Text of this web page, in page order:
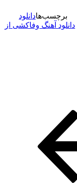
برچسب‌هادانلود
دانلود آهنگ وفاکشی از